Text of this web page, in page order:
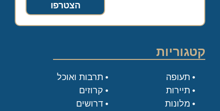
הצטרפו
קטגוריות
תעופה
תיירות
מלונות
תרבות ואוכל
קרוזים
דרושים